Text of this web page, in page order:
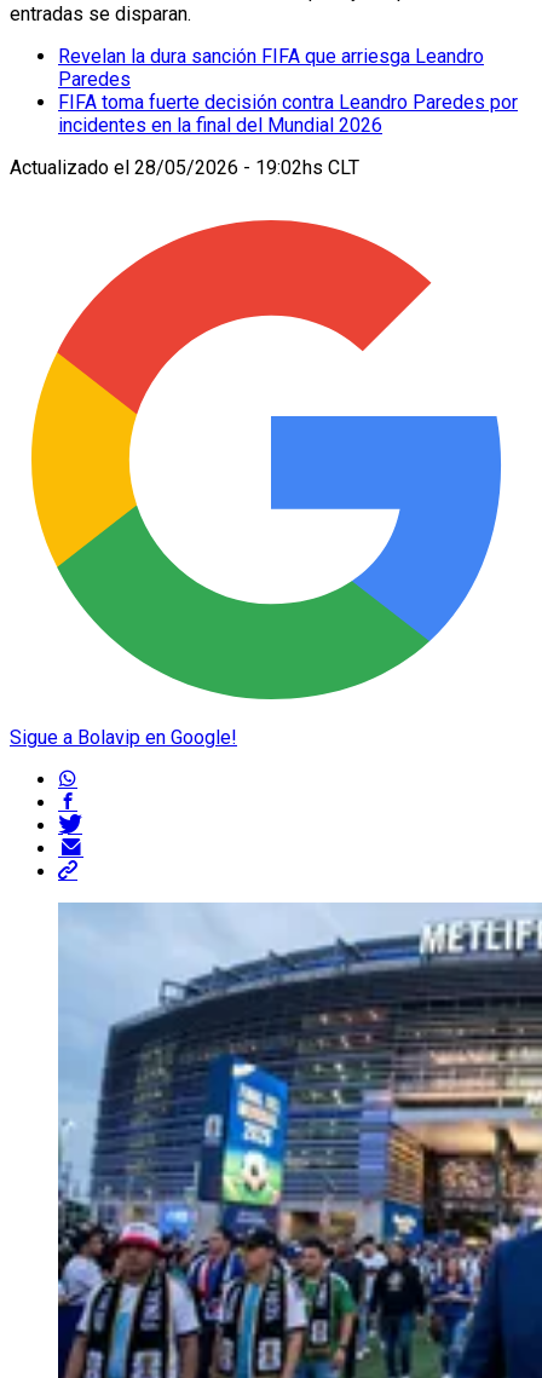
entradas se disparan.
Revelan la dura sanción FIFA que arriesga Leandro
Paredes
FIFA toma fuerte decisión contra Leandro Paredes por
incidentes en la final del Mundial 2026
Actualizado el 28/05/2026 - 19:02hs CLT
Sigue a Bolavip en Google!